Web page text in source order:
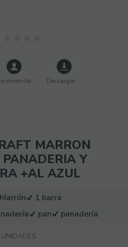
Descargar imágenes
MARRON
Y
+AL AZUL
Marrón
1 barra
pan panadería